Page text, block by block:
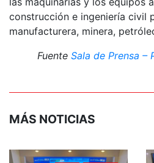
construcción e ingeniería civil
manufacturera, minera,
Fuente Sala de Prensa –
MÁS NOTICIAS